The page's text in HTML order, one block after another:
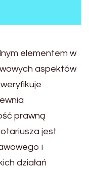
elementem w
aspektów
prawną
jest
i
działań